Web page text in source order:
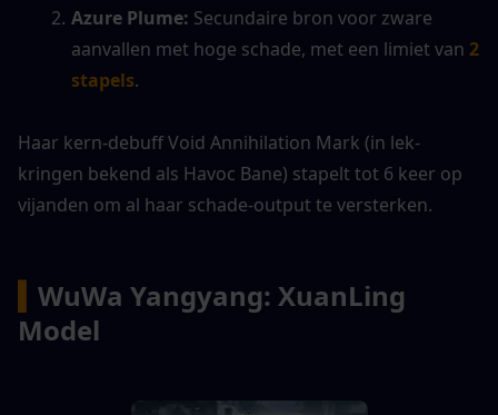
Azure Plume: Secundaire bron voor zware
aanvallen met hoge schade, met een limiet van 2
stapels.
Haar kern-debuff Void Annihilation Mark (in lek-
kringen bekend als Havoc Bane) stapelt tot 6 keer op
vijanden om al haar schade-output te versterken.
WuWa Yangyang: XuanLing
Model